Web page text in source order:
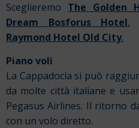
Sceglieremo The Golden
Dream Bosforus Hotel,
Raymond Hotel Old City.
Piano voli
La Cappadocia si può
da molte città italiane e
Pegasus Airlines. Il ritorno
con un volo diretto.